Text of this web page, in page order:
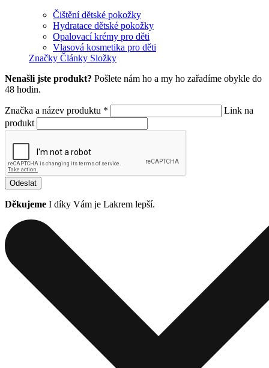
Čištění dětské pokožky
Hydratace dětské pokožky
Opalovací krémy pro děti
Vlasová kosmetika pro děti
Značky Články Složky
Nenašli jste produkt? Pošlete nám ho a my ho zařadíme obykle do
48 hodin.
Značka a název produktu *
Link na
produkt
Odeslat
Děkujeme I díky Vám je Lakrem lepší.